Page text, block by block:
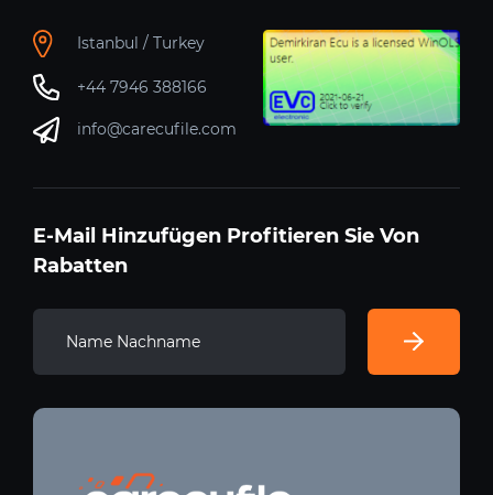
Istanbul / Turkey
+44 7946 388166
info@carecufile.com
E-Mail Hinzufügen Profitieren Sie Von
Rabatten